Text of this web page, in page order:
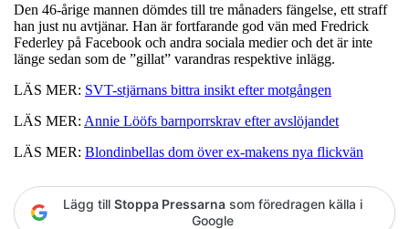
Den 46-årige mannen dömdes till tre månaders fängelse, ett straff
han just nu avtjänar. Han är fortfarande god vän med Fredrick
Federley på Facebook och andra sociala medier och det är inte
länge sedan som de ”gillat” varandras respektive inlägg.
LÄS MER: SVT-stjärnans bittra insikt efter motgången
LÄS MER: Annie Lööfs barnporrskrav efter avslöjandet
LÄS MER: Blondinbellas dom över ex-makens nya flickvän
Lägg till Stoppa Pressarna som föredragen källa i
Google